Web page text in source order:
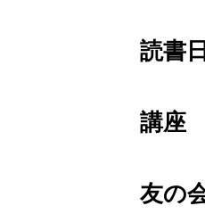
読書
講座
友の